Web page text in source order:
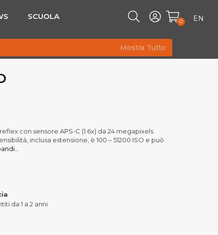
SCUOLA
0 EN
Mostra Tutto
con sensore APS-C (1.6x) da 24 megapixels
inclusa estensione, è 100 – 51200 ISO e può
da 1 a 2 anni